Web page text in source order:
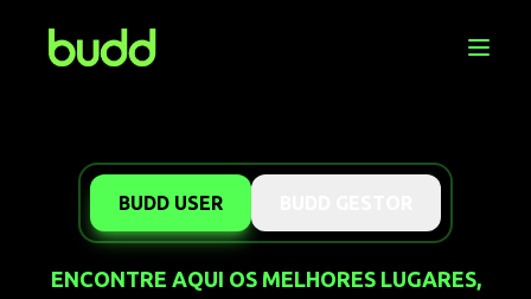
BUDD USER
ENCONTRE AQUI OS MELHORES LUGARES,
GERENCIE SEU ESTABELECIMENTO,